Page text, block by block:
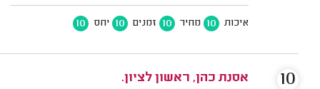
איכות 10 מחיר 10 זמנים 10 יחס 10
אסנת כהן, ראשון לציון.
10